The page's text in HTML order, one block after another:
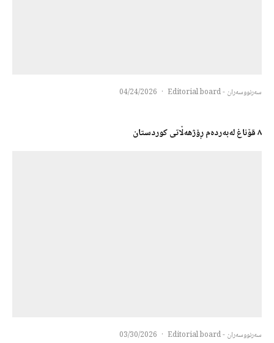
سەرنووسەران - Editorial board ·
04/24/2026
٨ قۆناغ لەبەردەم ڕۆژهەڵاتی کوردستان
سەرنووسەران - Editorial board ·
03/30/2026